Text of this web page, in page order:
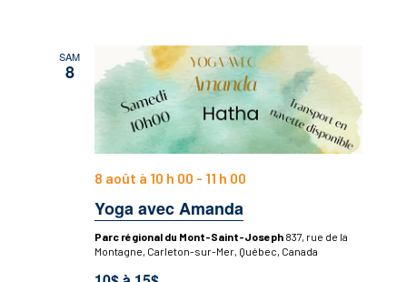
SAM
8
Yoga avec Amanda
8 août à 10 h 00 - 11 h 00
Parc régional du Mont-Saint-Joseph 837, rue de la
Montagne, Carleton-sur-Mer, Québec, Canada